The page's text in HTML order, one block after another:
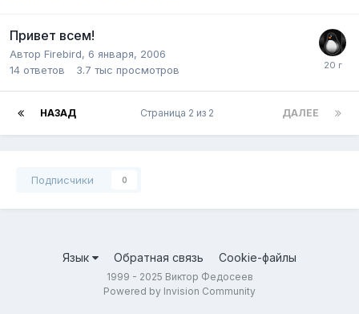
Привет всем!
Автор Firebird, 6 января, 2006
14 ответов 3.7 тыс просмотров
НАЗАД ДАЛЕЕ
Страница 2 из 2
Подписчики 0
Язык Обратная связь Cookie-файлы
1999 - 2025 Виктор Федосеев
Powered by Invision Community